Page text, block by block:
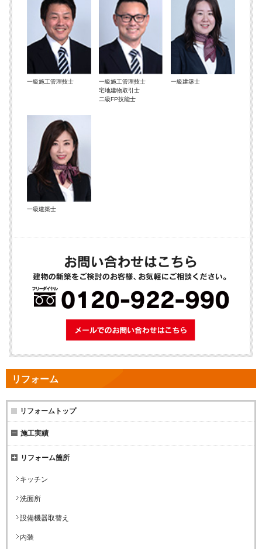
一級施工管理技士
一級施工管理技士
宅地建物取引士
二級FP技能士
一級建築士
一級建築士
メールでのお
リフォーム
リフォームトップ
施工実績
リフォーム箇所
キッチン
洗面所
設備機器取替え
内装